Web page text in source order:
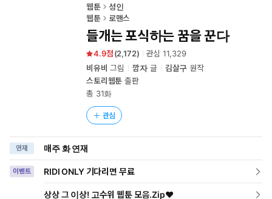
웹툰
성인
웹툰
로맨스
들개는 포식하는 꿈을 꾼다
4.9 (2,172) 관심11,329
비유비 그림 깜자글 김살구 원작
스토리웹툰 출판
총 31화
관심
연재 매주 화 연재
이벤트 RIDI ONLY 기다리면 무료
상상 그 이상! 고수위 웹툰 모음.Zip♥